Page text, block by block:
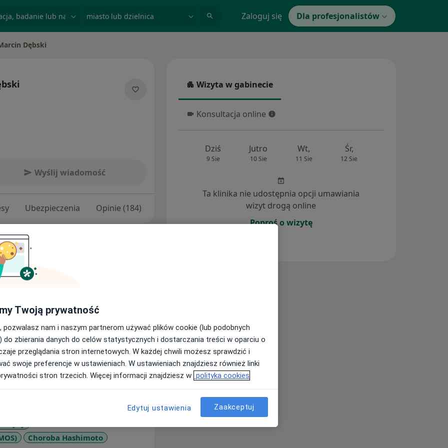
Zaloguj się Dla profesjonalistów
miastoDębski
Wyślij wiadomość
Ubezpieczenia Opinie (184)
Szpitala Klinicznego w
Chorób Wewnętrznych i
Wykładowca
diagnostyce i terapii chorób m. in.
choroba Hashimoto, Gravesa-
lub nadczynnością
Polskiego Towarzystwa
z zakresu interny i
Choroba Hashimoto
Wizyta w gabinecie
Wizyta w gabinecie
Konsultacja online
Konsultacja online
Dziś
9 Sie
Jutro
10 Sie
Wt,
11 Sie
Śr,
12 Sie
Ta klinika nie udostępnia opcji umawiania
wizyt drogą online
Poproś o wizytę
Twoją prywatność
pozwalasz nam i naszym partnerom używać plików cookie (lub podobnych
do zbierania danych do celów statystycznych i dostarczania treści w oparciu o
przeglądania stron internetowych. W każdej chwili możesz sprawdzić i
swoje preferencje w ustawieniach. W ustawieniach znajdziesz również linki
stron trzecich. Więcej informacji znajdziesz w polityka cookies
Edytuj ustawienia Zaakceptuj